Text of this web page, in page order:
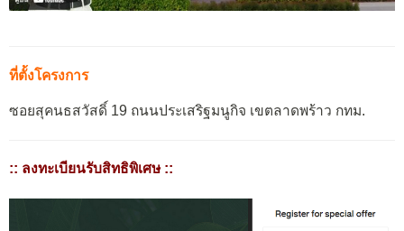
ที่ตั้งโครงการ
ซอยสุคนธสวัสดิ์ 19 ถนนประเสริฐมนูกิจ เขตลาดพร้าว กทม.
:: ลงทะเบียนรับสิทธิพิเศษ ::